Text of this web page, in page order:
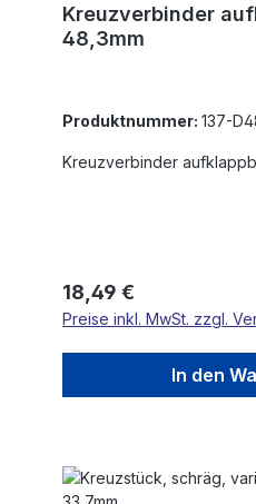
Kreuzverbinder
48,3mm
Produktnummer: 137-
Kreuzverbinder
Regulärer Preis:
18,49 €
Preise inkl. MwSt. zzgl.
In den